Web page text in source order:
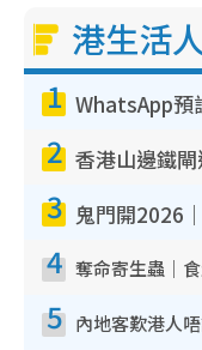
港生活
1
2
3
4
5